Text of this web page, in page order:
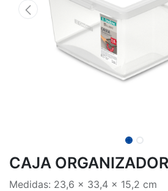
CAJA
Medidas: 23,6 x 33,4 x 15,2 cm